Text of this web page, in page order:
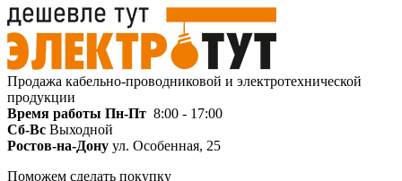
Продажа кабельно-проводниковой и электротехнической
продукции
Время работы Пн-Пт 8:00 - 17:00
Сб-Вс Выходной
Ростов-на-Дону ул. Особенная, 25
Поможем сделать покупку